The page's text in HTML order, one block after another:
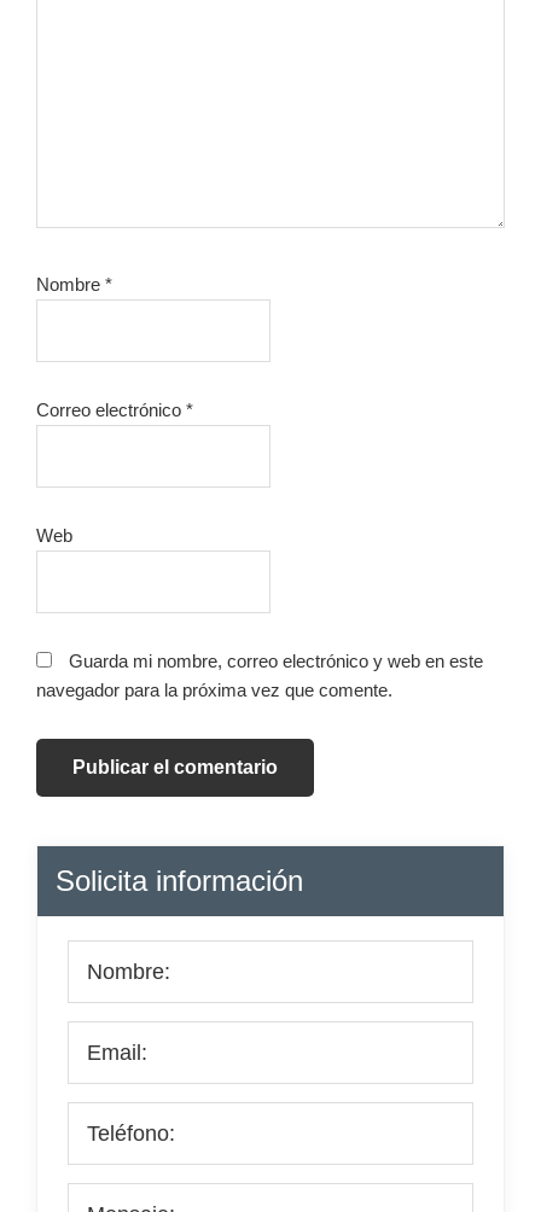
Nombre *
Correo electrónico *
Web
Guarda mi nombre, correo electrónico y web en este
navegador para la próxima vez que comente.
Barra
lateral
principal
Solicita información